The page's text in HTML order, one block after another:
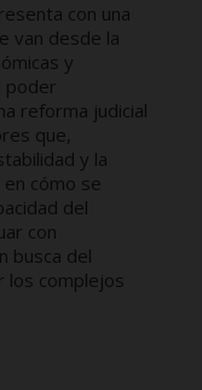
con una
van desde la
y
poder
reforma judicial
que,
y la
cómo se
del
con
busca del
los complejos